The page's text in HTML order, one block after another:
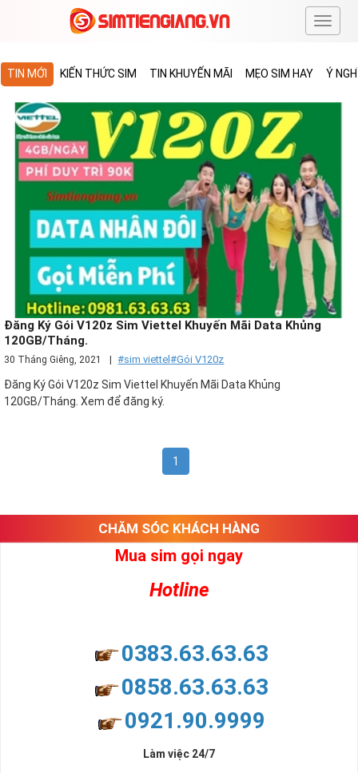
#
TIN MỚI KIẾN THỨC SIM TIN KHUYẾN MÃI MẸO SIM HAY Ý
Đăng Ký Gói V120z Sim Viettel Khuyến Mãi Data Khủng
120GB/Tháng.
30 Tháng Giêng, 2021 #sim viettel#Gói V120z
Đăng Ký Gói V120z Sim Viettel Khuyến Mãi Data Khủng
120GB/Tháng. Xem để đăng ký.
1
CHĂM SÓC KHÁCH HÀNG
Mua sim gọi ngay
Hotline
0383.63.63.63
0858.63.63.63
0921.90.9999
Làm việc 24/7